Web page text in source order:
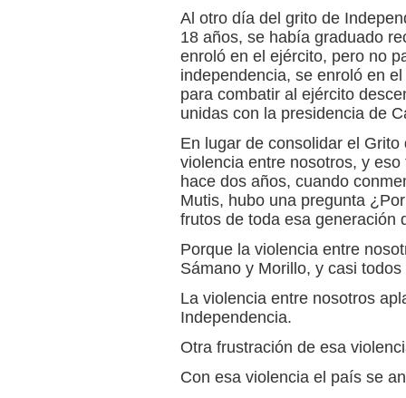
Al otro día del grito de
18 años, se había graduado
enroló en el ejército, pero no
independencia, se enroló en
para combatir al ejército
unidas con la presidencia de
En lugar de consolidar el
violencia entre nosotros, y
hace dos años, cuando
Mutis, hubo una pregunta
frutos de toda esa generación
Porque la violencia entre
Sámano y Morillo, y casi
La violencia entre nosotros
Independencia.
Otra frustración de esa
Con esa violencia el país se